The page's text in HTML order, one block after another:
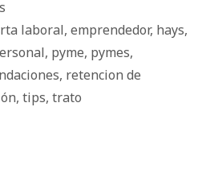
laboral, emprendedor, hays,
, pyme, pymes,
, retencion de
, tips, trato